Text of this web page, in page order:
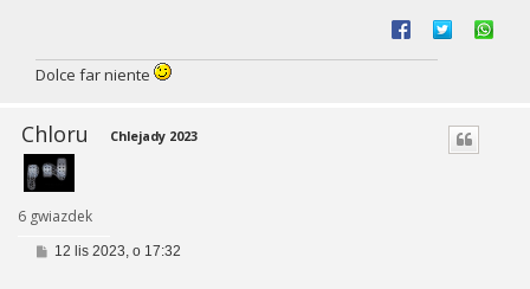
Dolce far niente
Chloru
6 gwiazdek
Chlejady 2023
P12 lis 2023, o 17:32